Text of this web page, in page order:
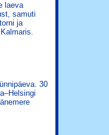
laeva
samuti
ja
30